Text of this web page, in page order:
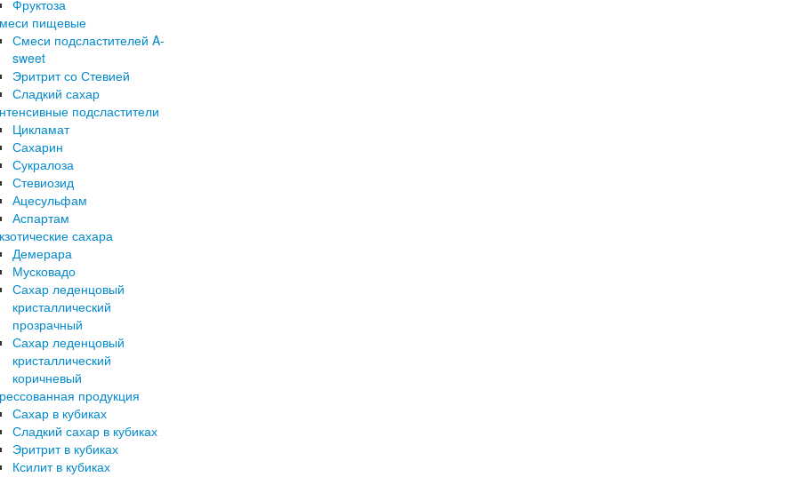
Фруктоза
пищевые
Смеси подсластителей A-
sweet
Эритрит со Стевией
Сладкий сахар
подсластители
Цикламат
Сахарин
Сукралоза
Стевиозид
Ацесульфам
Аспартам
сахара
Демерара
Мусковадо
Сахар леденцовый
кристаллический
прозрачный
Сахар леденцовый
кристаллический
коричневый
продукция
Сахар в кубиках
Сладкий сахар в кубиках
Эритрит в кубиках
Ксилит в кубиках